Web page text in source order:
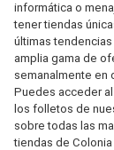
informática o
tener tiendas
últimas
amplia gama de
semanalmente en
Puedes acceder
los folletos de
sobre todas las
tiendas de